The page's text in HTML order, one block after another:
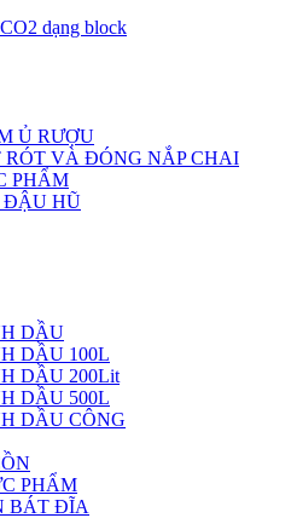
dạng block
Ủ RƯỢU
VÀ ĐÓNG NẮP CHAI
PHẨM
ĐẬU HŨ
DẦU
DẦU 100L
DẦU 200Lit
DẦU 500L
DẦU CÔNG
PHẨM
BÁT ĐĨA